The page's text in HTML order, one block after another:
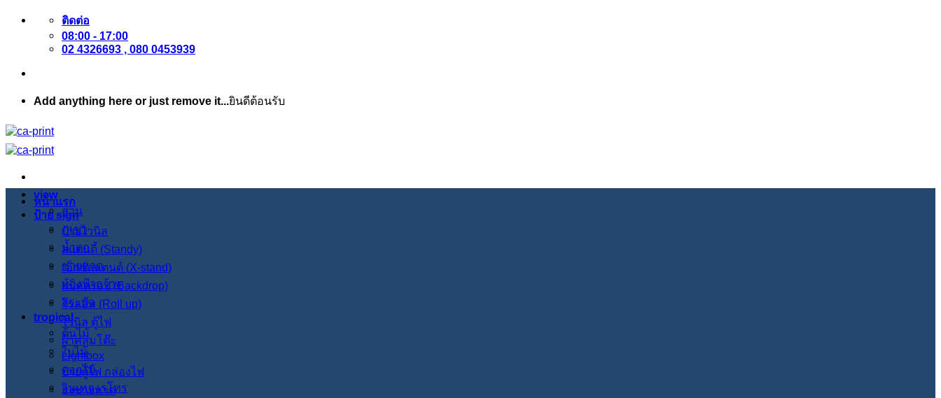
ข้าม
เนื้อหา
ติดต่อ
08:00 - 17:00
02 4326693 , 080 0453939
Add anything here or just remove it...ยินดีต้อนรับ
หน้าแรก
ป้าย sign
ป้ายไวนิล
สแตนดี้ (Standy)
เอ็กซ์สแตนด์ (X-stand)
แบ็คดรอป (Backdrop)
โรลอัพ (Roll up)
ไวนิล ตู้ไฟ
ผ้าคลุมโต๊ะ
Lightbox
ป้ายตู้ไฟ กล่องไฟ
ธงชายหาด
view
สวน
ภูเขา
น้ำตก
ชายหาด
ท้องฟ้ากว้าง
สระบัว
tropical
ต้นไม้
ใบไม้
ดอกไม้
วินเทจ เรโทร